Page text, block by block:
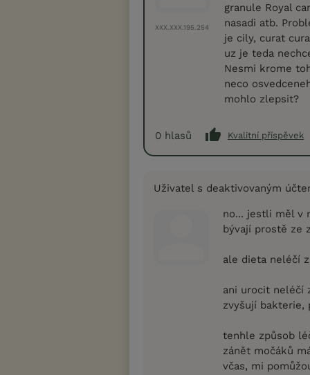
XXX.XXX.195.254
granule Royal
nasadi atb.
je cily, curat
uz je teda
Nesmi krome
neco
mohlo zlepsit?
0 hlasů Kvalitní příspěvek
Uživatel s deaktivovaným
no... jestli měl v
bývají prostě ze
ale dieta neléčí
ani urocit neléčí
zvyšují bakterie,
tenhle způsob
zánět močáků
včas, mi